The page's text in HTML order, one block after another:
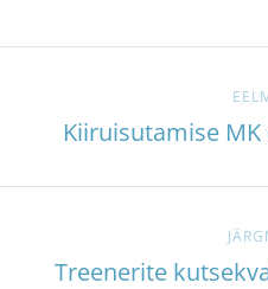
Kiiruisutamise
Treenerite